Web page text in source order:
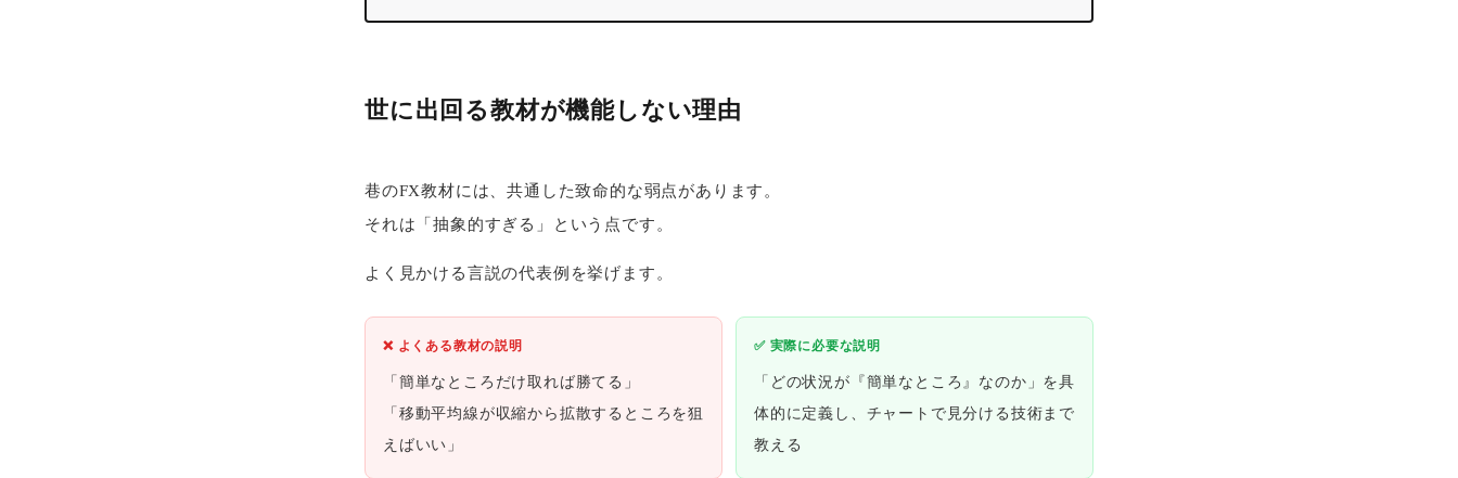
世に出回る教材が機能しない理由
巷のFX教材には、共通した致命的な弱点があります。
それは「抽象的すぎる」という点です。
よく見かける言説の代表例を挙げます。
❌ よくある教材の説明
「簡単なところだけ取れば勝てる」
「移動平均線が収縮から拡散するところを狙
えばいい」
✅ 実際に必要な説明
「どの状況が『簡単なところ』なのか」を具
体的に定義し、チャートで見分ける技術まで
教える